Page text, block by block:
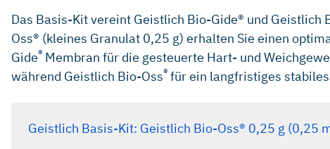
Das Basis-Kit vereint Geistlich Bio-Gide® und
Oss® (kleines Granulat 0,25 g) erhalten Sie einen
Gide® Membran für die gesteuerte Hart- und
während Geistlich Bio-Oss® für ein langfristiges
Geistlich Basis-Kit: Geistlich Bio-Oss® 0,25 g (0,25